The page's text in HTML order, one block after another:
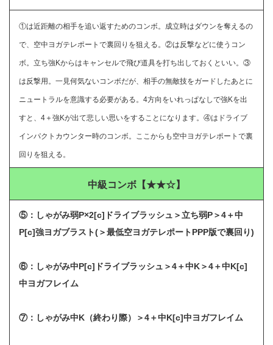
①は近距離の相手を追い返すためのコンボ。成立時はダウンを奪えるの
で、空中ヨガテレポートで裏回りを狙える。②は反撃などに使うコン
ボ。立ち強Kからはキャンセルで飛び道具を打ち出しておくといい。③
は反撃用。一見何気ないコンボだが、相手の無敵技をガードしたあとに
ニュートラルを意識する必要がある。4方向をいれっぱなしで強Kを出
すと、4＋強Kが出て悲しい思いをすることになります。④はドライブ
インパクトカウンター時のコンボ。ここからも空中ヨガテレポートで裏
回りを狙える。
中級コンボ【★★☆】
⑤：しゃがみ弱P×2[c]ドライブラッシュ＞立ち弱P＞4＋中
P[c]強ヨガブラスト(＞最低空ヨガテレポートPPP版で裏回り)
⑥：しゃがみ中P[c]ドライブラッシュ＞4＋中K＞4＋中K[c]
中ヨガフレイム
⑦：しゃがみ中K（終わり際）＞4＋中K[c]中ヨガフレイム